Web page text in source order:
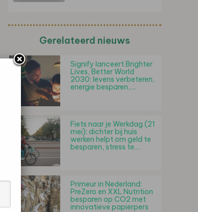
Gerelateerd nieuws
Signify lanceert Brighter
Lives, Better World
2030: levens verbeteren,
energie besparen,…
Fiets naar je Werkdag (21
mei): dichter bij huis
werken helpt om geld te
besparen, stress te…
Primeur in Nederland:
PreZero en XXL Nutrition
besparen op CO2 met
innovatieve papierpers